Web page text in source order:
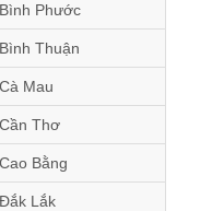
Phước
Thuận
Mau
Thơ
Bằng
Lắk